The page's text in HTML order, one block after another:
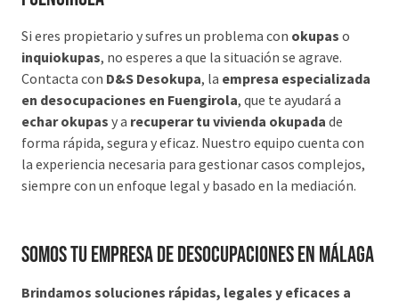
Si eres propietario y sufres un problema con okupas o
inquiokupas, no esperes a que la situación se agrave.
Contacta con D&S Desokupa, la empresa especializada
en desocupaciones en Fuengirola, que te ayudará a
echar okupas y a recuperar tu vivienda okupada de
forma rápida, segura y eficaz. Nuestro equipo cuenta con
la experiencia necesaria para gestionar casos complejos,
siempre con un enfoque legal y basado en la mediación.
Somos tu Empresa de desocupaciones en Málaga
Brindamos soluciones rápidas, legales y eficaces a